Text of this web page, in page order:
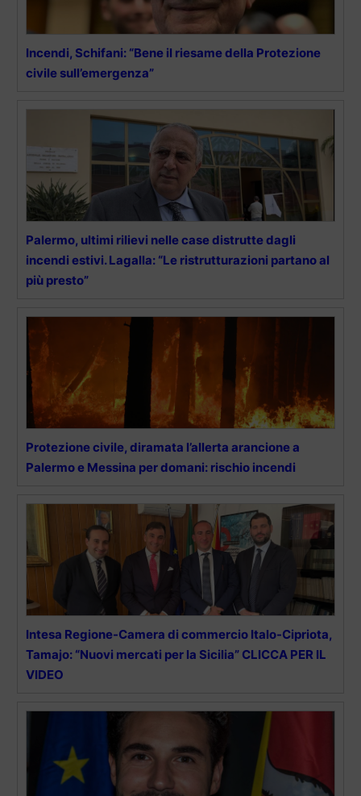
Incendi, Schifani: “Bene il riesame della Protezione
civile sull’emergenza”
Palermo, ultimi rilievi nelle case distrutte dagli
incendi estivi. Lagalla: “Le ristrutturazioni partano al
più presto”
Protezione civile, diramata l’allerta arancione a
Palermo e Messina per domani: rischio incendi
Intesa Regione-Camera di commercio Italo-Cipriota,
Tamajo: “Nuovi mercati per la Sicilia” CLICCA PER IL
VIDEO